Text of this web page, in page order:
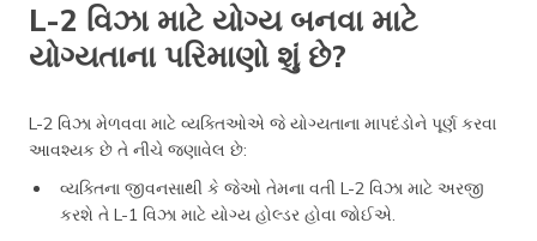
L-2 વિઝા માટે યોગ્ય બનવા માટે
યોગ્યતાના પરિમાણો શું છે?
L-2 વિઝા મેળવવા માટે વ્યક્તિઓએ જે યોગ્યતાના માપદંડોને પૂર્ણ કરવા
આવશ્યક છે તે નીચે જણાવેલ છે:
વ્યક્તિના જીવનસાથી કે જેઓ તેમના વતી L-2 વિઝા માટે અરજી
કરશે તે L-1 વિઝા માટે યોગ્ય હોલ્ડર હોવા જોઈએ.